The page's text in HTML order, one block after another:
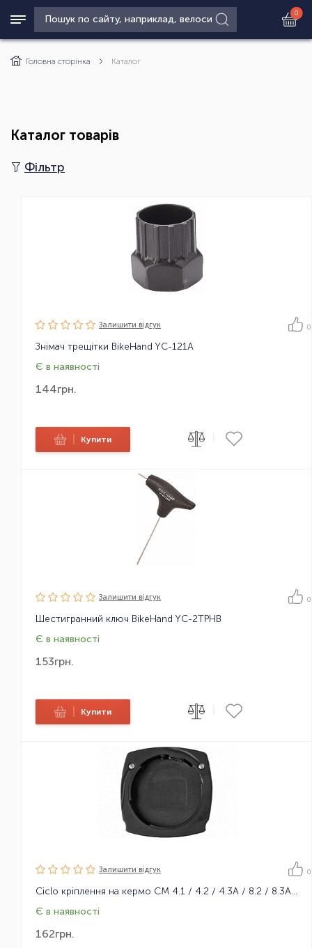
0
Головна сторінка Каталог
Каталог товарів
Фільтр
Залишити вiдгук 0
Знімач трещітки BikeHand YC-121A
Є в наявності
144грн.
Купити
Залишити вiдгук 0
Шестигранний ключ BikeHand YC-2TPHB
Є в наявності
153грн.
Купити
Залишити вiдгук 0
Ciclo кріплення на кермо CM 4.1 / 4.2 / 4.3A / 8.2 / 8.3A / 9.x
Є в наявності
162грн.